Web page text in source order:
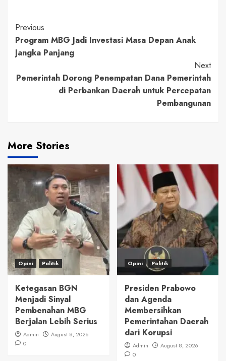
Continue
Reading
Previous
Program MBG Jadi Investasi Masa Depan Anak
Jangka Panjang
Next
Pemerintah Dorong Penempatan Dana Pemerintah
di Perbankan Daerah untuk Percepatan
Pembangunan
More Stories
Opini Politik
Ketegasan BGN
Menjadi Sinyal
Pembenahan MBG
Berjalan Lebih Serius
Admin
August 8, 2026
0
Opini Politik
Presiden Prabowo
dan Agenda
Membersihkan
Pemerintahan Daerah
dari Korupsi
Admin
August 8, 2026
0